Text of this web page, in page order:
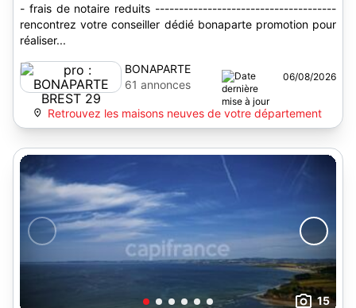
- frais de notaire reduits --------------------------------------
rencontrez votre conseiller dédié bonaparte promotion pour
réaliser...
BONAPARTE
BREST 29
61 annonces
06/08/2026
Retrouvez les maisons neuves de votre département
15